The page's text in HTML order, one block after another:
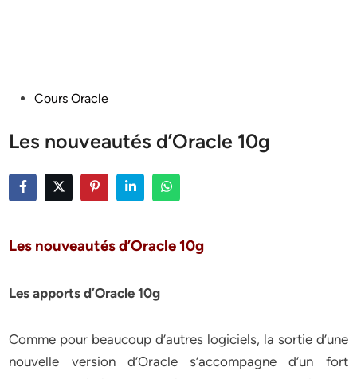
PostedCours Oracle
Les nouveautés d’Oracle 10g
Les nouveautés d’Oracle 10g
Les apports d’Oracle 10g
Comme pour beaucoup d’autres logiciels, la sortie d’une
nouvelle version d’Oracle s’accompagne d’un fort